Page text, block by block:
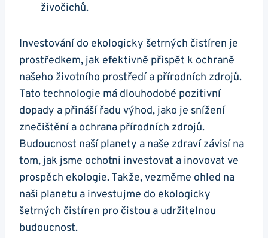
živočichů.
Investování do ekologicky šetrných čistíren je
prostředkem, jak efektivně přispět k ochraně
našeho životního prostředí a přírodních zdrojů.
Tato technologie má dlouhodobé pozitivní
dopady a přináší řadu výhod, jako je snížení
znečištění a ochrana přírodních zdrojů.
Budoucnost naší planety a naše zdraví závisí na
tom, jak jsme ochotni investovat a inovovat ve
prospěch ekologie. Takže, vezměme ohled na
naši planetu a investujme do ekologicky
šetrných čistíren pro čistou a udržitelnou
budoucnost.